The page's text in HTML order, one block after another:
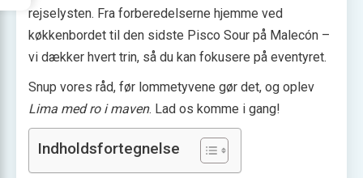
rejselysten. Fra forberedelserne hjemme ved
køkkenbordet til den sidste Pisco Sour på Malecón –
vi dækker hvert trin, så du kan fokusere på eventyret.
Snup vores råd, før lommetyvene gør det, og oplev
Lima med ro i maven. Lad os komme i gang!
Indholdsfortegnelse